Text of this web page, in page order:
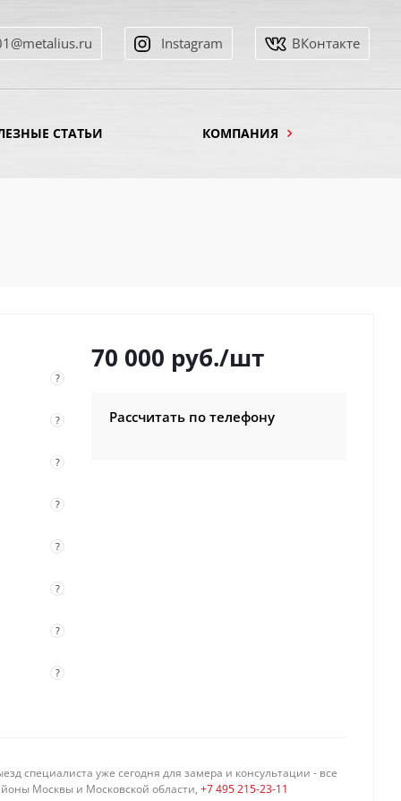
Instagram ВКонтакте
СТАТЬИ КОМПАНИЯ
?
?
?
?
?
?
?
?
70 000 руб./шт
Рассчитать по телефону
специалиста уже сегодня для замера и консультации - все
Москвы и Московской области, +7 495 215-23-11